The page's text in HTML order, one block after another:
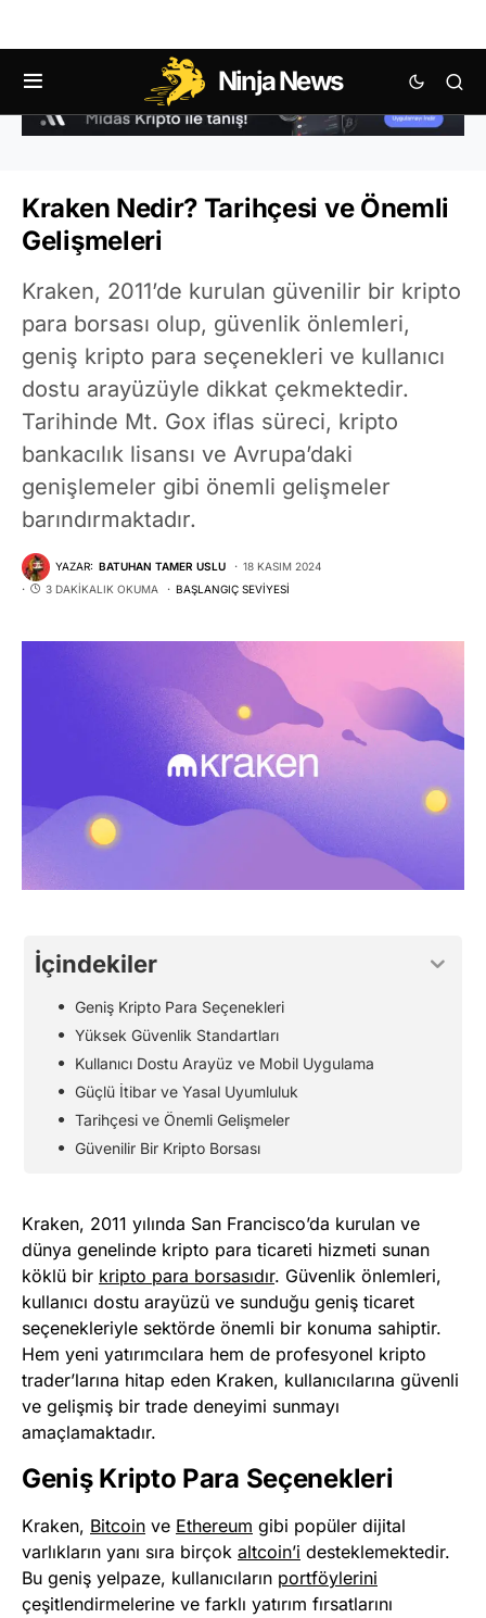
Ninja News
Kraken Nedir? Tarihçesi ve Önemli
Gelişmeleri
Kraken, 2011’de kurulan güvenilir bir kripto
para borsası olup, güvenlik önlemleri,
geniş kripto para seçenekleri ve kullanıcı
dostu arayüzüyle dikkat çekmektedir.
Tarihinde Mt. Gox iflas süreci, kripto
bankacılık lisansı ve Avrupa’daki
genişlemeler gibi önemli gelişmeler
barındırmaktadır.
YAZAR: BATUHAN TAMER USLU
18 KASIM 2024
3 DAKIKALIK OKUMA
BAŞLANGIÇ SEVIYESI
İçindekiler
Geniş Kripto Para Seçenekleri
Yüksek Güvenlik Standartları
Kullanıcı Dostu Arayüz ve Mobil Uygulama
Güçlü İtibar ve Yasal Uyumluluk
Tarihçesi ve Önemli Gelişmeler
Güvenilir Bir Kripto Borsası
Kraken, 2011 yılında San Francisco’da kurulan ve
dünya genelinde kripto para ticareti hizmeti sunan
köklü bir kripto para borsasıdır. Güvenlik önlemleri,
kullanıcı dostu arayüzü ve sunduğu geniş ticaret
seçenekleriyle sektörde önemli bir konuma sahiptir.
Hem yeni yatırımcılara hem de profesyonel kripto
trader’larına hitap eden Kraken, kullanıcılarına güvenli
ve gelişmiş bir trade deneyimi sunmayı
amaçlamaktadır.
Geniş Kripto Para Seçenekleri
Kraken, Bitcoin ve Ethereum gibi popüler dijital
varlıkların yanı sıra birçok altcoin’i desteklemektedir.
Bu geniş yelpaze, kullanıcıların portföylerini
çeşitlendirmelerine ve farklı yatırım fırsatlarını